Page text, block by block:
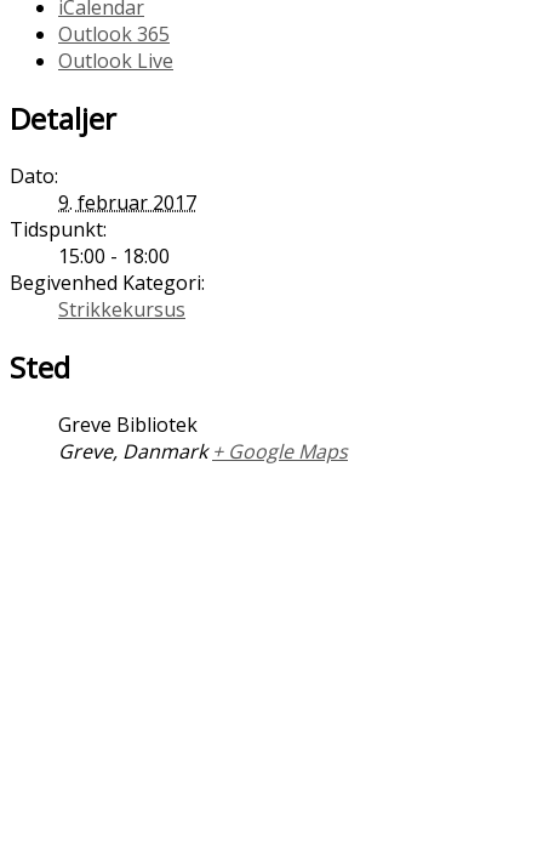
iCalendar
Outlook 365
Outlook Live
Detaljer
Dato:
9. februar 2017
Tidspunkt:
15:00 - 18:00
Begivenhed Kategori:
Strikkekursus
Sted
Greve Bibliotek
Greve, Danmark + Google Maps